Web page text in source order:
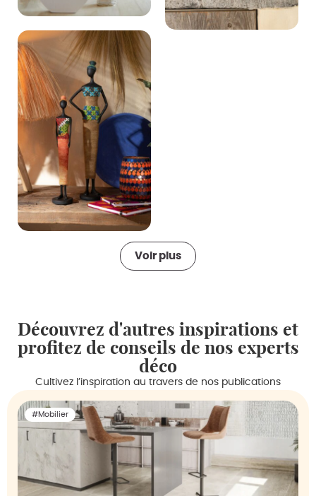
Voir plus
Découvrez d'autres inspirations et
profitez de conseils de nos experts
déco
Cultivez l’inspiration au travers de nos publications
#Mobilier